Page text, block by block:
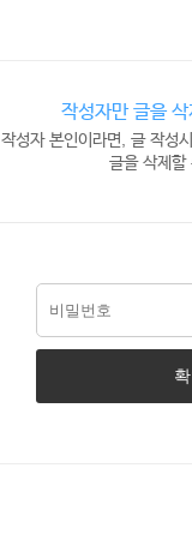
작성자만 글을
작성자 본인이라면, 글 작성
글을 삭제할